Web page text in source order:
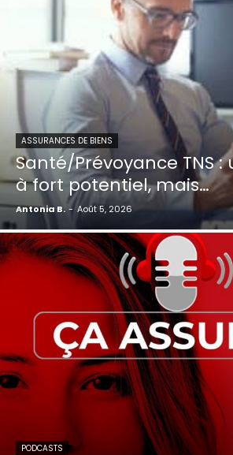
ASSURANCES DE BIENS
Santé/Prévoyance TNS
à fort potentiel, mais…
Antonia B. - Août 5, 2026
PODCASTS